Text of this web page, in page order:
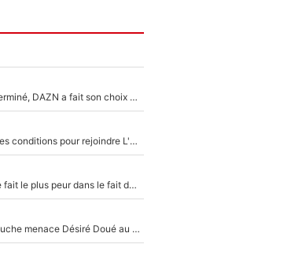
La Liga sur beIN Sports c’est terminé, DAZN a fait son choix pour Benjamin Da Silva et Omar Da Fonseca !
Raymond Domenech a posé ses conditions pour rejoindre L'EQUIPE du Soir : Il refuse de faire l'émission avec un autre chroniqueur !
«C’est l'une des choses qui me fait le plus peur dans le fait de devenir maman» : En couple avec Antoine Dupont, Iris Mittenaere s'inquiète déjà pour ses futurs enfants !
Le transfert de Maghnes Akliouche menace Désiré Doué au PSG : «Je valide à 200%»